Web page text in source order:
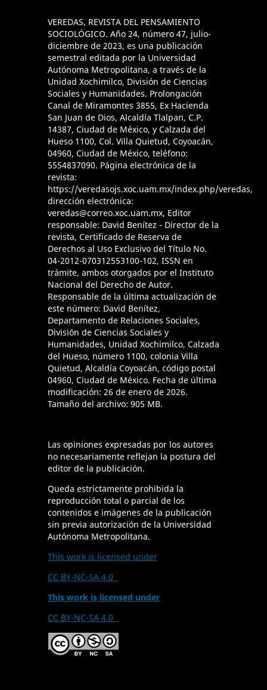
VEREDAS, REVISTA DEL PENSAMIENTO
SOCIOLÓGICO. Año 24, número 47, julio-
diciembre de 2023, es una publicación
semestral editada por la Universidad
Autónoma Metropolitana, a través de la
Unidad Xochimilco, División de Ciencias
Sociales y Humanidades. Prolongación
Canal de Miramontes 3855, Ex Hacienda
San Juan de Dios, Alcaldía Tlalpan, C.P.
14387, Ciudad de México, y Calzada del
Hueso 1100, Col. Villa Quietud, Coyoacán,
04960, Ciudad de México, teléfono:
5554837090. Página electrónica de la
revista:
https://veredasojs.xoc.uam.mx/index.php/veredas,
dirección electrónica:
veredas@correo.xoc.uam.mx, Editor
responsable: David Benítez - Director de la
revista, Certificado de Reserva de
Derechos al Uso Exclusivo del Título No.
04-2012-070312553100-102, ISSN en
trámite, ambos otorgados por el Instituto
Nacional del Derecho de Autor.
Responsable de la última actualización de
este número: David Benítez,
Departamento de Relaciones Sociales,
División de Ciencias Sociales y
Humanidades, Unidad Xochimilco, Calzada
del Hueso, número 1100, colonia Villa
Quietud, Alcaldía Coyoacán, código postal
04960, Ciudad de México. Fecha de última
modificación: 26 de enero de 2026.
Tamaño del archivo: 905 MB.
Las opiniones expresadas por los autores
no necesariamente reflejan la postura del
editor de la publicación.
Queda estrictamente prohibida la
reproducción total o parcial de los
contenidos e imágenes de la publicación
sin previa autorización de la Universidad
Autónoma Metropolitana.
This work is licensed under
CC BY-NC-SA 4.0
This work is licensed under
CC BY-NC-SA 4.0